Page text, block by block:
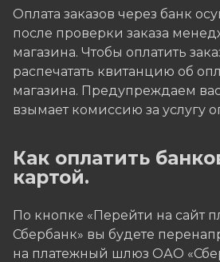
Оплата заказов через банк
после проверки заказа
магазина. Чтобы оплатить
распечатать квитанцию об
магазина. Предупреждаем
взымает комиссию за услугу
Как оплатить
картой.
По кнопке «Перейти на сайт
Сбербанк» вы будете
на платежный шлюз ОАО